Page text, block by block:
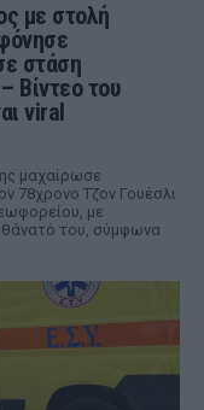
με στολή
στάση
Βίντεο του
viral
μαχαίρωσε
78χρονο Τζον Γουέσλι
με
του, σύμφωνα